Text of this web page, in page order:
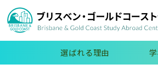
選ばれる理由